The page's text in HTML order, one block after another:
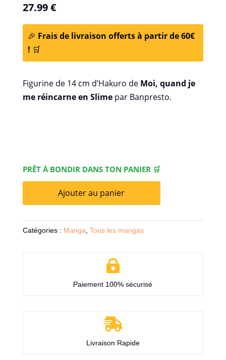
27.99€
🎉 Frais de livraison offerts à partir de 60€
! 🛒
Figurine de 14 cm d’Hakuro de Moi, quand je
me réincarne en Slimepar Banpresto.
PRÊT À BONDIR DANS TON PANIER 🛒
Ajouter au panier
Catégories : Manga, Tous les mangas

Paiement 100% sécurisé

Livraison Rapide